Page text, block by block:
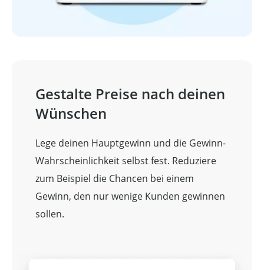
Gestalte Preise nach deinen
Wünschen
Lege deinen Hauptgewinn und die Gewinn-
Wahrscheinlichkeit selbst fest. Reduziere
zum Beispiel die Chancen bei einem
Gewinn, den nur wenige Kunden gewinnen
sollen.